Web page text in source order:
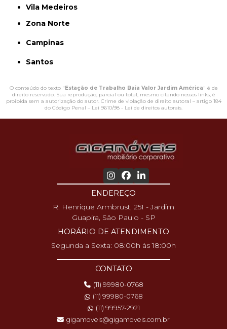
Vila Medeiros
Zona Norte
Campinas
Santos
O conteúdo do texto "Estação de Trabalho Baia Valor Jardim América" é de
direito reservado. Sua reprodução, parcial ou total, mesmo citando nossos links, é
proibida sem a autorização do autor. Crime de violação de direito autoral – artigo 184
do Código Penal – Lei 9610/98 - Lei de direitos autorais.
ENDEREÇO
R. Henrique Armbrust, 251 - Jardim
Guapira, São Paulo - SP
HORÁRIO DE ATENDIMENTO
Segunda a Sexta: 08:00h às 18:00h
CONTATO
(11) 99980-0768
(11) 99980-0768
(11) 99957-2921
gigamoveis@gigamoveis.com.br